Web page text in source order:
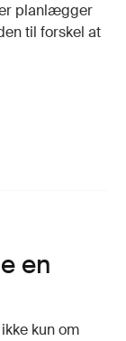
planlægger
til forskel at
en
kun om